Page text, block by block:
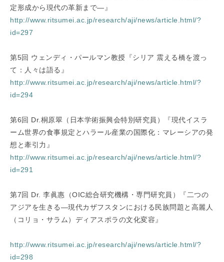
定形成から現代の革新まで―』
http://www.ritsumei.ac.jp/research/aji/news/article.html/?
id=297
第5回 ウェンディ・パールマン教授『シリア 震える橋を渡っ
て：人々は語る』
http://www.ritsumei.ac.jp/research/aji/news/article.html/?
id=294
第6回 Dr.桐原翠（日本学術振興会特別研究員）『現代イスラ
ーム世界の食事規定とハラール産業の国際化：マレーシアの発
想と牽引力』
http://www.ritsumei.ac.jp/research/aji/news/article.html/?
id=291
第7回 Dr. 李眞惠（OIC総合研究機構・専門研究員）『二つの
アジアを生きる―現代カザフスタンにおける民族問題と高麗人
（コリョ・サラム）ディアスポラの文化変容』
http://www.ritsumei.ac.jp/research/aji/news/article.html/?
id=298